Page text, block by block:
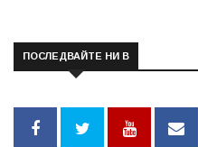
ПОСЛЕДВАЙТЕ НИ В